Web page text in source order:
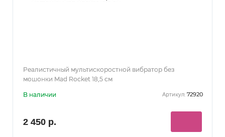
Реалистичный мультискоростной вибратор без
мошонки Mad Rocket 18,5 см
В наличии Артикул: 72920
2 450 р.